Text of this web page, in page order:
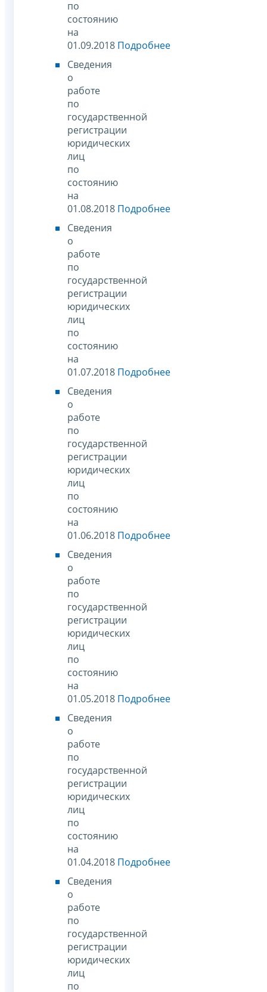
по
состоянию
на
01.09.2018 Подробнее
Сведения
о
работе
по
государственной
регистрации
юридических
лиц
по
состоянию
на
01.08.2018 Подробнее
Сведения
о
работе
по
государственной
регистрации
юридических
лиц
по
состоянию
на
01.07.2018 Подробнее
Сведения
о
работе
по
государственной
регистрации
юридических
лиц
по
состоянию
на
01.06.2018 Подробнее
Сведения
о
работе
по
государственной
регистрации
юридических
лиц
по
состоянию
на
01.05.2018 Подробнее
Сведения
о
работе
по
государственной
регистрации
юридических
лиц
по
состоянию
на
01.04.2018 Подробнее
Сведения
о
работе
по
государственной
регистрации
юридических
лиц
по